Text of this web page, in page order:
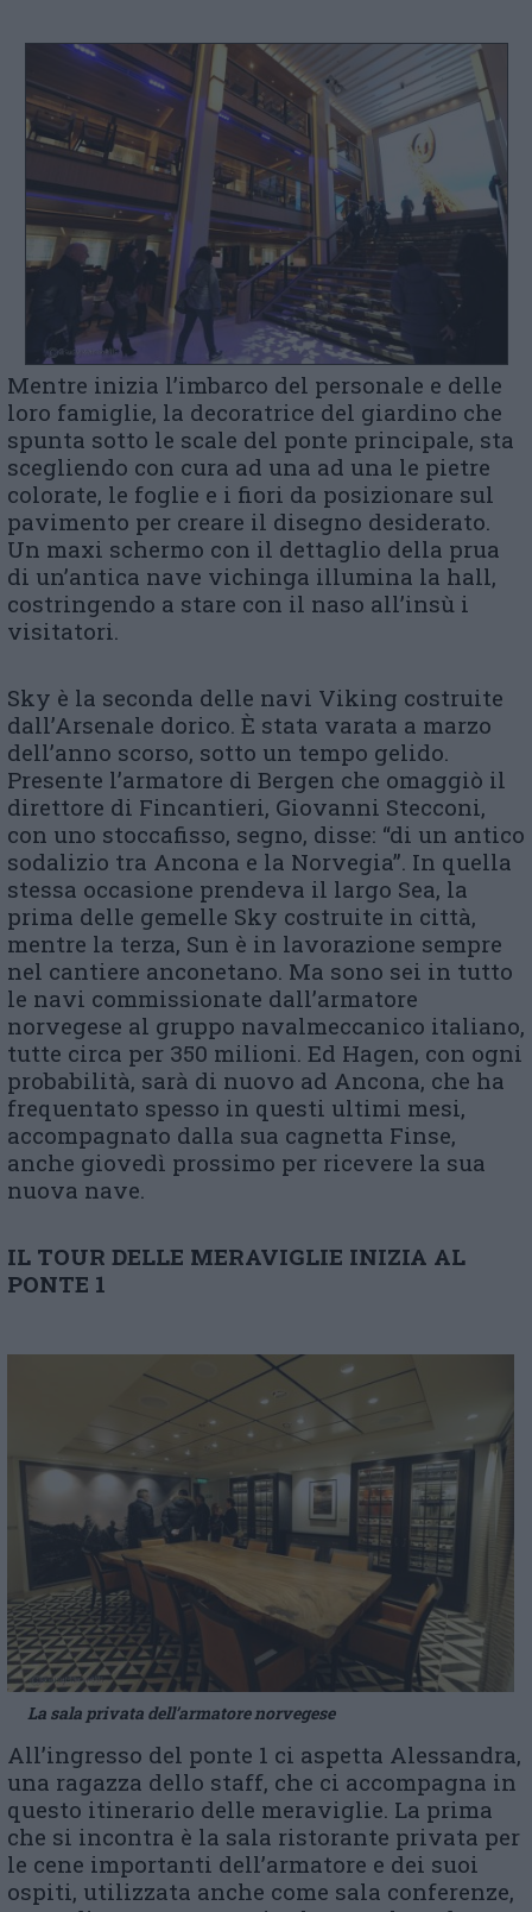
Mentre inizia l’imbarco del personale e delle
loro famiglie, la decoratrice del giardino che
spunta sotto le scale del ponte principale, sta
scegliendo con cura ad una ad una le pietre
colorate, le foglie e i fiori da posizionare sul
pavimento per creare il disegno desiderato.
Un maxi schermo con il dettaglio della prua
di un’antica nave vichinga illumina la hall,
costringendo a stare con il naso all’insù i
visitatori.
Sky è la seconda delle navi Viking costruite
dall’Arsenale dorico. È stata varata a marzo
dell’anno scorso, sotto un tempo gelido.
Presente l’armatore di Bergen che omaggiò il
direttore di Fincantieri, Giovanni Stecconi,
con uno stoccafisso, segno, disse: “di un antico
sodalizio tra Ancona e la Norvegia”. In quella
stessa occasione prendeva il largo Sea, la
prima delle gemelle Sky costruite in città,
mentre la terza, Sun è in lavorazione sempre
nel cantiere anconetano. Ma sono sei in tutto
le navi commissionate dall’armatore
norvegese al gruppo navalmeccanico italiano,
tutte circa per 350 milioni. Ed Hagen, con ogni
probabilità, sarà di nuovo ad Ancona, che ha
frequentato spesso in questi ultimi mesi,
accompagnato dalla sua cagnetta Finse,
anche giovedì prossimo per ricevere la sua
nuova nave.
IL TOUR DELLE MERAVIGLIE INIZIA AL
PONTE 1
La sala privata dell’armatore norvegese
All’ingresso del ponte 1 ci aspetta Alessandra,
una ragazza dello staff, che ci accompagna in
questo itinerario delle meraviglie. La prima
che si incontra è la sala ristorante privata per
le cene importanti dell’armatore e dei suoi
ospiti, utilizzata anche come sala conferenze,